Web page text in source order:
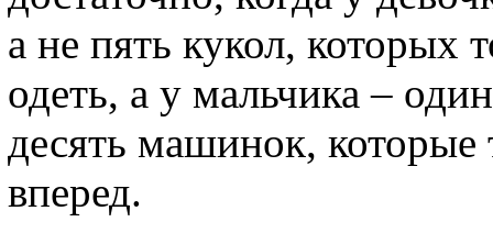
а не пять кукол, которых
одеть, а у мальчика –
десять машинок, которые
вперед.